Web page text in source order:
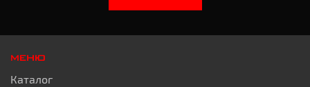
МЕНЮ
Каталог